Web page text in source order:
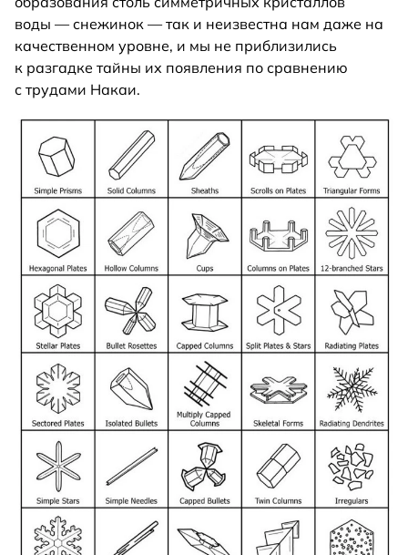
воды — снежинок — так и неизвестна нам даже на
качественном уровне, и мы не приблизились
к разгадке тайны их появления по сравнению
с трудами Накаи.